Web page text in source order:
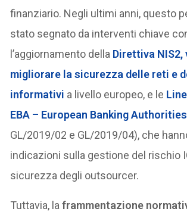
finanziario. Negli ultimi anni, questo
stato segnato da interventi chiave
l’aggiornamento della Direttiva NIS2,
migliorare la sicurezza delle reti e
informativi a livello europeo, e le
EBA – European Banking Authorities
GL/2019/02 e GL/2019/04), che
indicazioni sulla gestione del rischio
sicurezza degli outsourcer.
Tuttavia, laframmentazione